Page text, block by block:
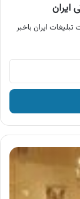
ایران
تبلیغات ایران باخبر